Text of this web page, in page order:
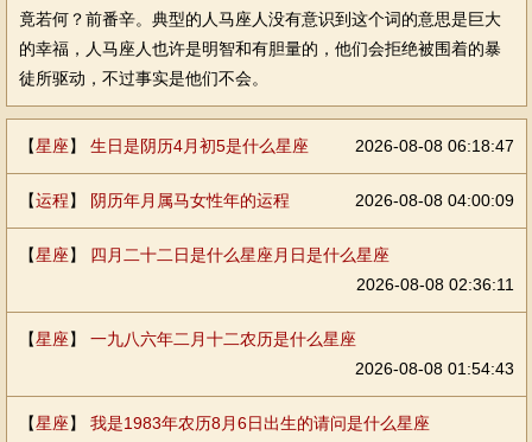
竟若何？前番辛。典型的人马座人没有意识到这个词的意思是巨大
的幸福，人马座人也许是明智和有胆量的，他们会拒绝被围着的暴
徒所驱动，不过事实是他们不会。
【星座】 生日是阴历4月初5是什么星座 2026-08-08 06:18:47
【运程】 阴历年月属马女性年的运程 2026-08-08 04:00:09
【星座】 四月二十二日是什么星座月日是什么星座
2026-08-08 02:36:11
【星座】 一九八六年二月十二农历是什么星座
2026-08-08 01:54:43
【星座】 我是1983年农历8月6日出生的请问是什么星座